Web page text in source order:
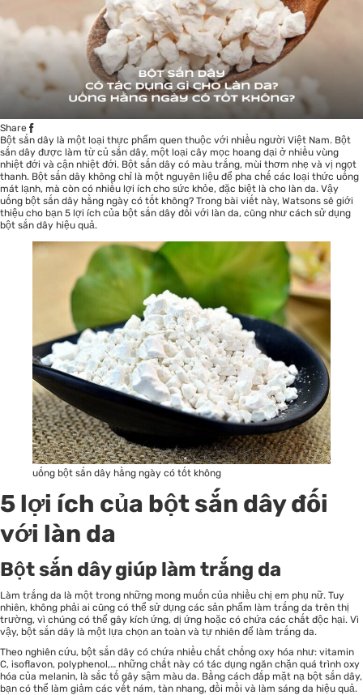
Share
Bột sắn dây là một loại thực phẩm quen thuộc với nhiều người Việt Nam. Bột
sắn dây được làm từ củ sắn dây, một loại cây mọc hoang dại ở nhiều vùng
nhiệt đới và cận nhiệt đới. Bột sắn dây có màu trắng, mùi thơm nhẹ và vị ngọt
thanh. Bột sắn dây không chỉ là một nguyên liệu để pha chế các loại thức uống
mát lạnh, mà còn có nhiều lợi ích cho sức khỏe, đặc biệt là cho làn da. Vậy
uống bột sắn dây hằng ngày có tốt không? Trong bài viết này, Watsons sẽ giới
thiệu cho bạn 5 lợi ích của bột sắn dây đối với làn da, cũng như cách sử dụng
bột sắn dây hiệu quả.
uống bột sắn dây hằng ngày có tốt không
5 lợi ích của bột sắn dây đối
với làn da
Bột sắn dây giúp làm trắng da
Làm trắng da là một trong những mong muốn của nhiều chị em phụ nữ. Tuy
nhiên, không phải ai cũng có thể sử dụng các sản phẩm làm trắng da trên thị
trường, vì chúng có thể gây kích ứng, dị ứng hoặc có chứa các chất độc hại. Vì
vậy, bột sắn dây là một lựa chọn an toàn và tự nhiên để làm trắng da.
Theo nghiên cứu, bột sắn dây có chứa nhiều chất chống oxy hóa như: vitamin
C, isoflavon, polyphenol,… những chất này có tác dụng ngăn chặn quá trình oxy
hóa của melanin, là sắc tố gây sậm màu da. Bằng cách đắp mặt nạ bột sắn dây,
bạn có thể làm giảm các vết nám, tàn nhang, đồi mồi và làm sáng da hiệu quả.